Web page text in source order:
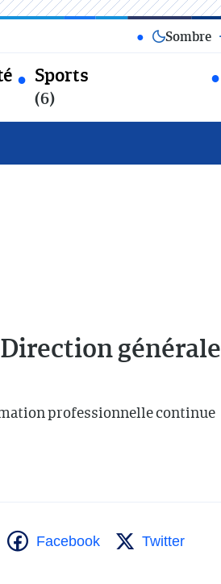
Sports
(6)
Sombre
générale
professionnelle continue
Facebook Twitter